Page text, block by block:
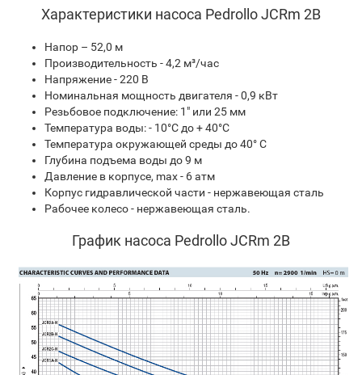
Характеристики насоса Pedrollo JCRm 2B
Напор – 52,0 м
Производительность - 4,2 м³/час
Напряжение - 220 В
Номинальная мощность двигателя - 0,9 кВт
Резьбовое подключение: 1" или 25 мм
Температура воды: - 10°С до + 40°С
Температура окружающей среды до 40° С
Глубина подъема воды до 9 м
Давление в корпусе, max - 6 атм
Корпус гидравлической части - нержавеющая сталь
Рабочее колесо - нержавеющая сталь.
График насоса Pedrollo JCRm 2B